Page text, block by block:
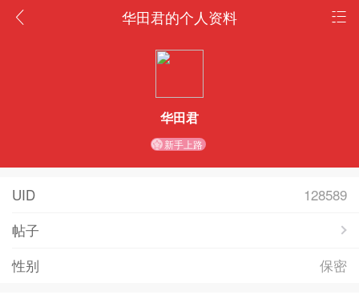
华田君的个人资料
华田君
新手上路
UID
128589
帖子
性别
保密